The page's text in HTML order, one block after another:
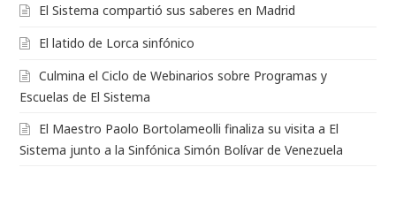
El Sistema compartió sus saberes en Madrid
El latido de Lorca sinfónico
Culmina el Ciclo de Webinarios sobre Programas y
Escuelas de El Sistema
El Maestro Paolo Bortolameolli finaliza su visita a El
Sistema junto a la Sinfónica Simón Bolívar de Venezuela